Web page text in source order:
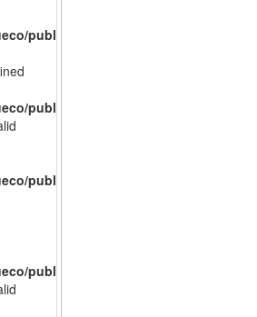
public_html/catalog/view/theme/
public_html/catalog/view/theme/
public_html/catalog/view/theme/
public_html/catalog/view/theme/